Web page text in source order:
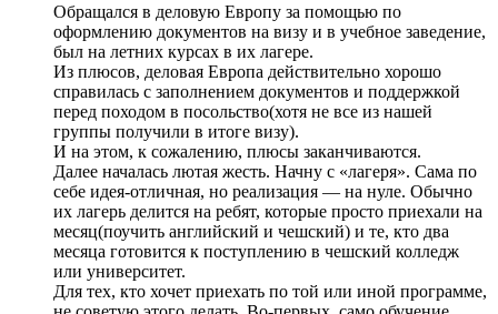
Обращался в деловую Европу за помощью по
оформлению документов на визу и в учебное заведение,
был на летних курсах в их лагере.
Из плюсов, деловая Европа действительно хорошо
справилась с заполнением документов и поддержкой
перед походом в посольство(хотя не все из нашей
группы получили в итоге визу).
И на этом, к сожалению, плюсы заканчиваются.
Далее началась лютая жесть. Начну с «лагеря». Сама по
себе идея-отличная, но реализация — на нуле. Обычно
их лагерь делится на ребят, которые просто приехали на
месяц(поучить английский и чешский) и те, кто два
месяца готовится к поступлению в чешский колледж
или университет.
Для тех, кто хочет приехать по той или иной программе,